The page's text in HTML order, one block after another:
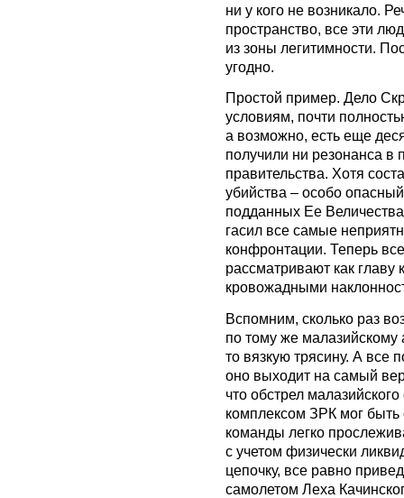
ни у кого не возникало.
пространство, все эти
из зоны легитимности.
угодно.
Простой пример. Дело
условиям, почти
а возможно, есть еще
получили ни резонанса в
правительства. Хотя
убийства – особо
подданных Ее
гасил все самые
конфронтации. Теперь
рассматривают как
кровожадными
Вспомним, сколько раз
по тому же малазийскому
то вязкую трясину. А все
оно выходит на самый
что обстрел
комплексом ЗРК мог быть
команды легко
с учетом физически
цепочку, все равно
самолетом Леха